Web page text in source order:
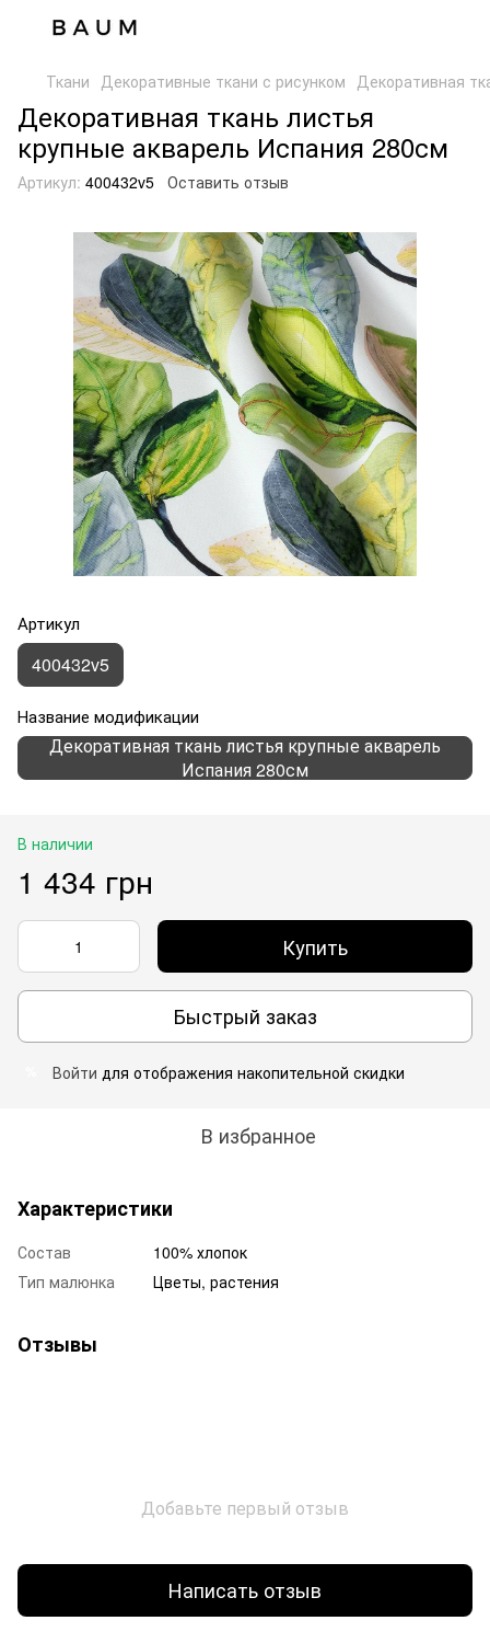
Ткани Декоративные ткани с рисунком Декоративная
Декоративная ткань листья
крупные акварель Испания 280см
Артикул: 400432v5 Оставить отзыв
Артикул
400432v5
Название модификации
Декоративная ткань листья крупные акварель
Испания 280см
В наличии
1 434 грн
Купить
Быстрый заказ
Войти для отображения накопительной скидки
В избранное
Характеристики
Состав
100% хлопок
Тип малюнка
Цветы, растения
Отзывы
Добавьте первый отзыв
Написать отзыв